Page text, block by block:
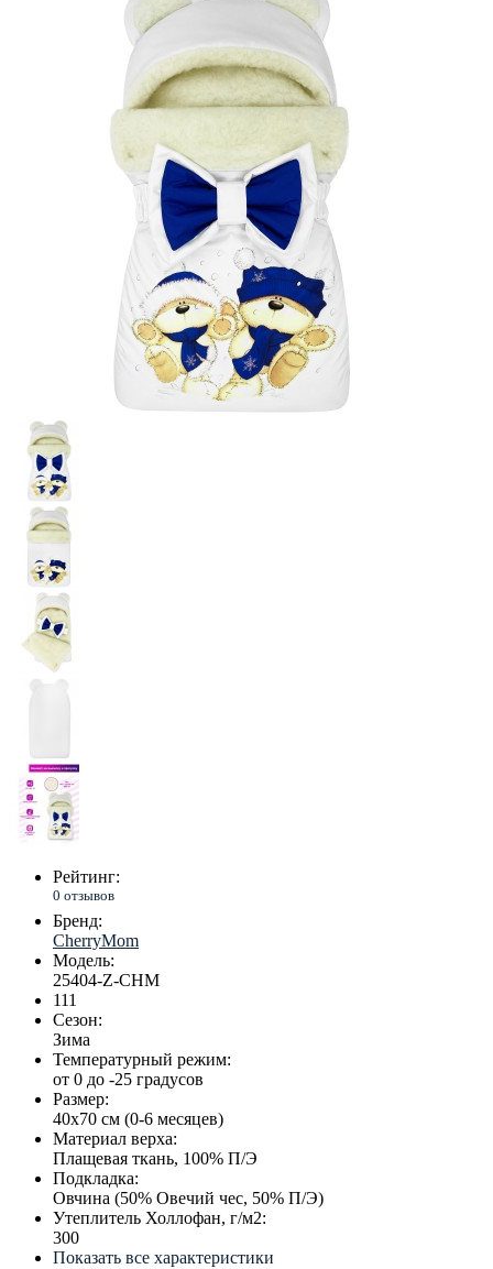
Рейтинг:
0 отзывов
Бренд:
CherryMom
Модель:
25404-Z-CHM
111
Сезон:
Зима
Температурный режим:
от 0 до -25 градусов
Размер:
40х70 см (0-6 месяцев)
Материал верха:
Плащевая ткань, 100% П/Э
Подкладка:
Овчина (50% Овечий чес, 50% П/Э)
Утеплитель Холлофан, г/м2:
300
Показать все характеристики